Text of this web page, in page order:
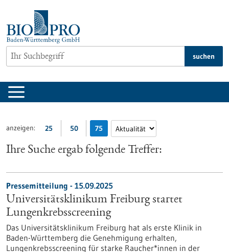
springen
suchen
anzeigen: 25 50 75
Ihre Suche ergab folgende Treffer:
Pressemitteilung - 15.09.2025
Universitätsklinikum Freiburg startet
Lungenkrebsscreening
Das Universitätsklinikum Freiburg hat als erste Klinik in
Baden-Württemberg die Genehmigung erhalten,
Lungenkrebsscreening für starke Raucher*innen in der